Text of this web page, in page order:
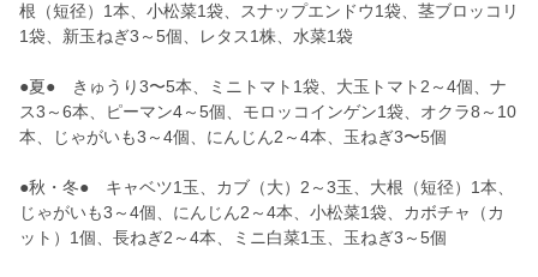
根（短径）1本、小松菜1袋、スナップエンドウ1袋、茎ブロッコリ
1袋、新玉ねぎ3～5個、レタス1株、水菜1袋
●夏● きゅうり3〜5本、ミニトマト1袋、大玉トマト2～4個、ナ
ス3～6本、ピーマン4～5個、モロッコインゲン1袋、オクラ8～10
本、じゃがいも3～4個、にんじん2～4本、玉ねぎ3〜5個
●秋・冬● キャベツ1玉、カブ（大）2～3玉、大根（短径）1本、
じゃがいも3～4個、にんじん2～4本、小松菜1袋、カボチャ（カ
ット）1個、長ねぎ2～4本、ミニ白菜1玉、玉ねぎ3～5個